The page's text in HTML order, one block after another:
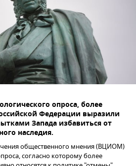
опроса, более
Федерации выразили
Запада избавиться от
наследия.
общественного мнения (ВЦИОМ)
согласно которому более